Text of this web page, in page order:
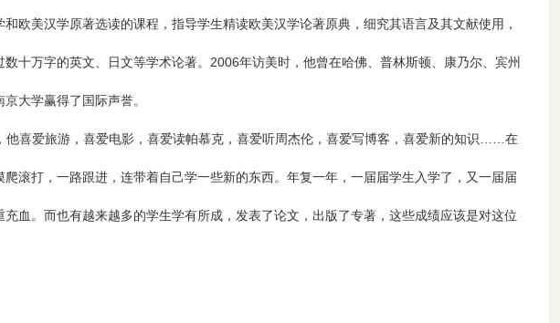
欧美汉学原著选读的课程，指导学生精读欧美汉学论著原典，细究其语言及其文献使用，
十万字的英文、日文等学术论著。2006年访美时，他曾在哈佛、普林斯顿、康乃尔、宾州
大学赢得了国际声誉。
喜爱旅游，喜爱电影，喜爱读帕慕克，喜爱听周杰伦，喜爱写博客，喜爱新的知识……在
滚打，一路跟进，连带着自己学一些新的东西。年复一年，一届届学生入学了，又一届届
血。而也有越来越多的学生学有所成，发表了论文，出版了专著，这些成绩应该是对这位